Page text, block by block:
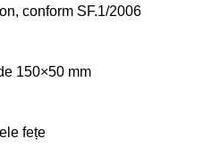
conform SF.1/2006
150×50 mm
fețe